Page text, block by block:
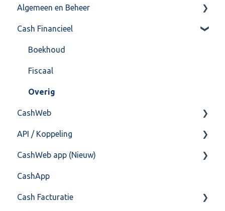
Algemeen en Beheer
Bank(koppeling)
Import/Export
Postbus
Training & Consultancy
Overig
Cash Financieel
Boekhoud
Fiscaal
Overig
CashWeb
CashHero Layout
Mailen vanuit CASHWeb
Algemeen gebruik
API / Koppeling
Algemeen
Api 3.0 (SOAP API)
API 4.0 (REST API)
CashWeb app (Nieuw)
Veel gestelde vragen
CashApp
Cash Facturatie